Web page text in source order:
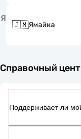
Я
🇯🇲Ямайка
Справочный
Поддерживает ли